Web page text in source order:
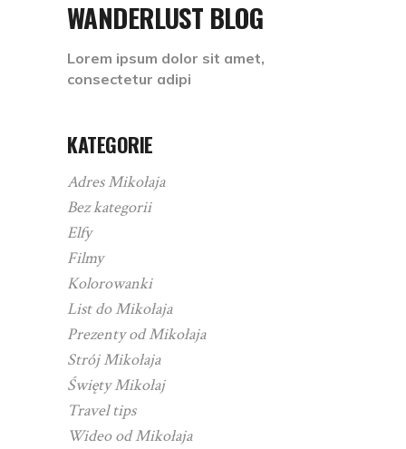
WANDERLUST BLOG
Lorem ipsum dolor sit amet,
consectetur adipi
KATEGORIE
Adres Mikołaja
Bez kategorii
Elfy
Filmy
Kolorowanki
List do Mikołaja
Prezenty od Mikołaja
Strój Mikołaja
Święty Mikołaj
Travel tips
Wideo od Mikołaja